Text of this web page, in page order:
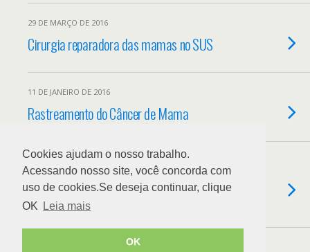
Cookies ajudam o nosso trabalho.
Acessando nosso site, você concorda com
uso de cookies.Se deseja continuar, clique
OK
Leia mais
OK
29 DE MARÇO DE 2016
Cirurgia reparadora das mamas no SUS
11 DE JANEIRO DE 2016
Rastreamento do Câncer de Mama
26 DE NOVEMBRO DE 2015
Menina de oito anos descobre câncer na
mama